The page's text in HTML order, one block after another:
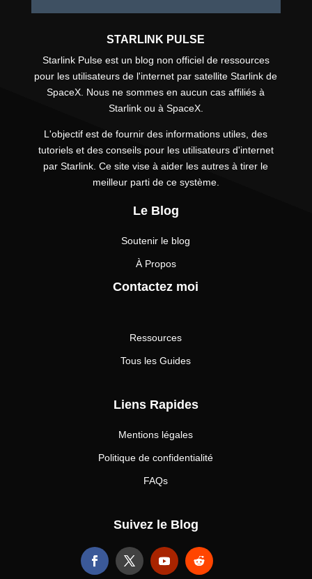
STARLINK PULSE
Starlink Pulse est un blog non officiel de ressources
pour les utilisateurs de l'internet par satellite Starlink de
SpaceX. Nous ne sommes en aucun cas affiliés à
Starlink ou à SpaceX.
L'objectif est de fournir des informations utiles, des
tutoriels et des conseils pour les utilisateurs d'internet
par Starlink. Ce site vise à aider les autres à tirer le
meilleur parti de ce système.
Le Blog
Soutenir le blog
À Propos
Contactez moi
Ressources
Tous les Guides
Liens Rapides
Mentions légales
Politique de confidentialité
FAQs
Suivez le Blog